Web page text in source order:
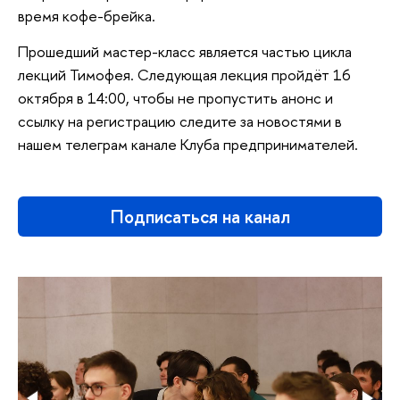
время кофе-брейка.
Прошедший мастер-класс является частью цикла
лекций Тимофея. Следующая лекция пройдёт 16
октября в 14:00, чтобы не пропустить анонс и
ссылку на регистрацию следите за новостями в
нашем телеграм канале Клуба предпринимателей.
Подписаться на канал